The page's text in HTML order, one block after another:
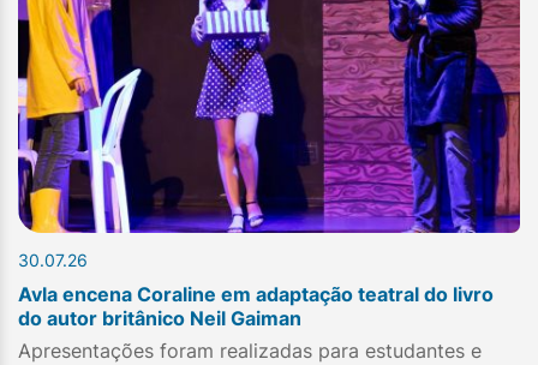
30.07.26
Avla encena Coraline em adaptação teatral do livro
do autor britânico Neil Gaiman
Apresentações foram realizadas para estudantes e